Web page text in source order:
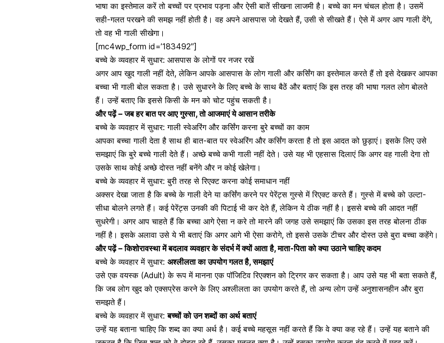
भाषा का इस्तेमाल करें तो बच्चों पर प्रभाव पड़ना और ऐसी बातें सीखना लाजमी है। बच्चे का मन चंचल होता है। उसमें
सही-गलत परखने की समझ नहीं होती है। वह अपने आसपास जो देखते हैं, उसी से सीखते हैं। ऐसे में अगर आप गाली देंगे,
तो वह भी गाली सीखेगा।
[mc4wp_form id=’183492″]
बच्चे के व्यवहार में सुधार: आसपास के लोगों पर नजर रखें
अगर आप खुद गाली नहीं देते, लेकिन आपके आसपास के लोग गाली और कर्सिंग का इस्तेमाल करते हैं तो इसे देखकर आपका
बच्चा भी गाली बोल सकता है। उसे सुधारने के लिए बच्चे के साथ बैठें और बताएं कि इस तरह की भाषा गलत लोग बोलते
हैं। उन्हें बताए कि इससे किसी के मन को चोट पहुंच सकती है।
और पढ़ें –जब हर बात पर आए गुस्सा, तो आजमाएं ये आसान तरीके
बच्चे के व्यवहार में सुधार: गाली स्वेअरिंग और कर्सिंग करना बुरे बच्चों का काम
आपका बच्चा गाली देता है साथ ही बात-बात पर स्वेअरिंग और कर्सिंग करता है तो इस आदत को छुड़ाएं। इसके लिए उसे
समझाएं कि बुरे बच्चे गाली देते हैं। अच्छे बच्चे कभी गाली नहीं देते। उसे यह भी एहसास दिलाएं कि अगर वह गाली देगा तो
उसके साथ कोई अच्छे दोस्त नहीं बनेंगे और न कोई खेलेगा।
बच्चे के व्यवहार में सुधार: बुरी तरह से रिएक्ट करना कोई समाधान नहीं
अक्सर देखा जाता है कि बच्चे के गाली देने या कर्सिंग करने पर पेरेंट्स गुस्से में रिएक्ट करते हैं। गुस्से में बच्चे को उल्टा-
सीधा बोलने लगते हैं। कई पेरेंट्स उनकी की पिटाई भी कर देते हैं, लेकिन ये ठीक नहीं है। इससेबच्चे की आदतनहीं
सुधरेगी। अगर आप चाहते हैं कि बच्चा आगे ऐसा न करे तो मारने की जगह उसे समझाएं कि उसका इस तरह बोलना ठीक
नहीं है। इसके अलावा उसे ये भी बताएं कि अगर आगे भी ऐसा करोगे, तो इससे उसके टीचर और दोस्त उसे बुरा बच्चा कहेंगे।
और पढ़ें –किशोरावस्था में बदलाव व्यवहार के संदर्भ में क्यों आता है, माता-पिता को क्या उठाने चाहिए कदम
बच्चे के व्यवहार में सुधार: अश्लीलता का उपयोग गलत है, समझाएं
उसे एक वयस्क (Adult) के रूप में मानना ​​एक पॉजिटिव रिएक्शन को ट्रिगर कर सकता है। आप उसे यह भी बता सकते हैं,
कि जब लोग खुद को एक्सप्रेस करने के लिए अश्लीलता का उपयोग करते हैं, तो अन्य लोग उन्हें अनुशासनहीन और बुरा
समझते हैं।
बच्चे के व्यवहार में सुधार:बच्चों को उन शब्दों का अर्थ बताएं
उन्हें यह बताना चाहिए कि शब्द का क्या अर्थ है। कई बच्चे महसूस नहीं करते हैं कि वे क्या कह रहे हैं। उन्हें यह बताने की